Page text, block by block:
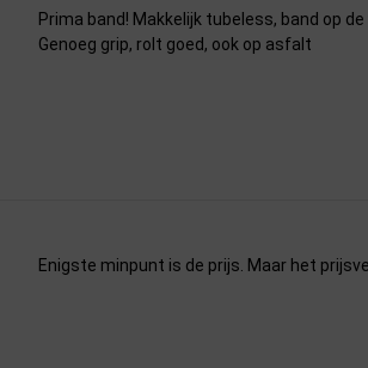
Prima band! Makkelijk tubeless, band op de
Genoeg grip, rolt goed, ook op asfalt
Enigste minpunt is de prijs. Maar het